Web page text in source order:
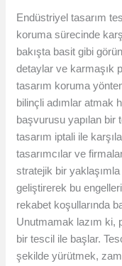
Endüstriyel tasarım
koruma sürecinde
bakışta basit gibi
detaylar ve karmaşık
tasarım koruma
bilinçli adımlar atmak
başvurusu yapılan bir
tasarım iptali ile
tasarımcılar ve
stratejik bir
geliştirerek bu
rekabet koşullarında
Unutmamak lazım ki,
bir tescil ile başlar.
şekilde yürütmek,